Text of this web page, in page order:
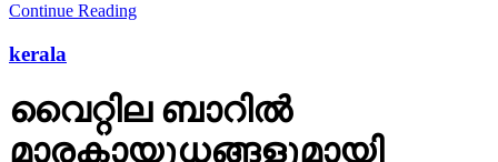
മാരകായുധങ്ങളുമായി
ആക്രമണം: യുവതി